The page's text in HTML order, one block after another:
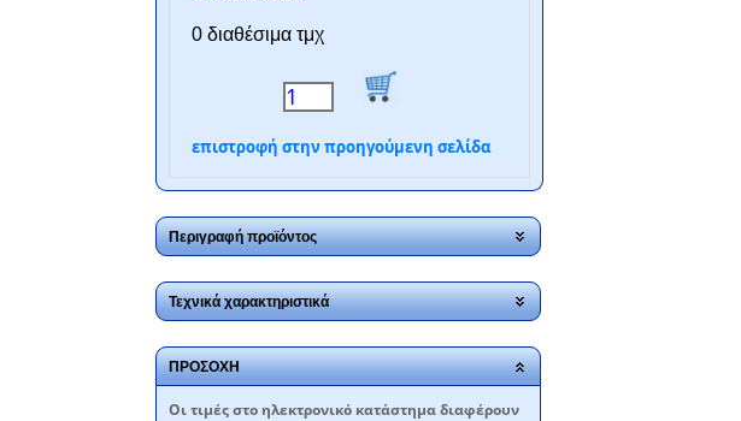
0 διαθέσιμα τμχ
επιστροφή στην προηγούμενη σελίδα
Περιγραφή προϊόντος
Τεχνικά χαρακτηριστικά
ΠΡΟΣΟΧΗ
Oι τιμές στο ηλεκτρονικό κατάστημα διαφέρουν